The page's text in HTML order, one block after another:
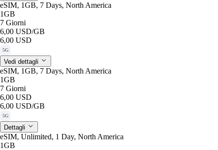
eSIM, 1GB, 7 Days, North America
1GB
7 Giorni
6,00 USD/GB
6,00 USD
5G
Vedi dettagli
eSIM, 1GB, 7 Days, North America
1GB
7 Giorni
6,00 USD
6,00 USD/GB
5G
Dettagli
eSIM, Unlimited, 1 Day, North America
1GB